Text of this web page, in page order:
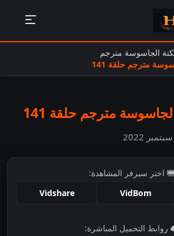
الجاسوسة مترجم
مترجم حلقة 141
مترجم حلقة 141
اختر سيرفر المشاهدة:
VidBom
Vidshare
اضغط للمشاهدة
روابط التحميل المباشرة: